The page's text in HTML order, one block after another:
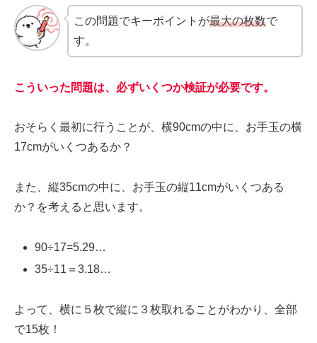
この問題でキーポイントが最大の枚数で
す。
こういった問題は、必ずいくつか検証が必要です。
おそらく最初に行うことが、横90cmの中に、お手玉の横
17cmがいくつあるか？
また、縦35cmの中に、お手玉の縦11cmがいくつある
か？を考えると思います。
90÷17=5.29…
35÷11＝3.18…
よって、横に５枚で縦に３枚取れることがわかり、全部
で15枚！